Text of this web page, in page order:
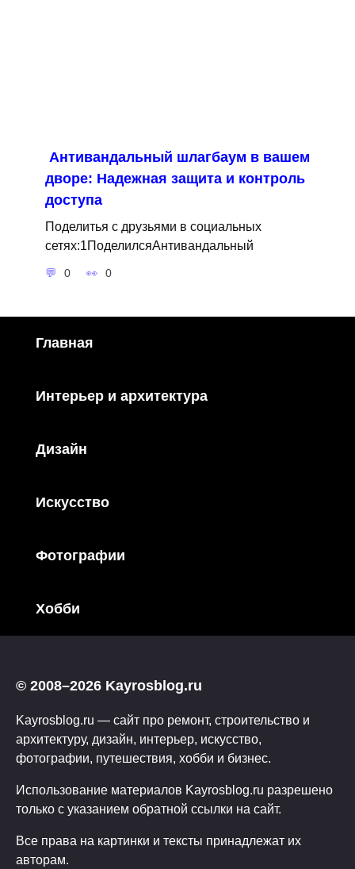
Антивандальный шлагбаум в вашем
дворе: Надежная защита и контроль
доступа
Поделитья с друзьями в социальных
сетях:1ПоделилсяАнтивандальный
0 0
Главная
Интерьер и архитектура
Дизайн
Искусство
Фотографии
Хобби
© 2008–2026 Kayrosblog.ru
Kayrosblog.ru — сайт про ремонт, строительство и
архитектуру, дизайн, интерьер, искусство,
фотографии, путешествия, хобби и бизнес.
Использование материалов Kayrosblog.ru разрешено
только с указанием обратной ссылки на сайт.
Все права на картинки и тексты принадлежат их
авторам.